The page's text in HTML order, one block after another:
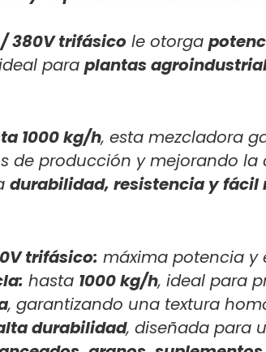
380V trifásico le otorga
para plantas
1000 kg/h, esta mezcladora
de producción y mejorando
durabilidad, resistencia y
trifásico: máxima potencia y
hasta 1000 kg/h, ideal para
, garantizando una textura
durabilidad, diseñada para